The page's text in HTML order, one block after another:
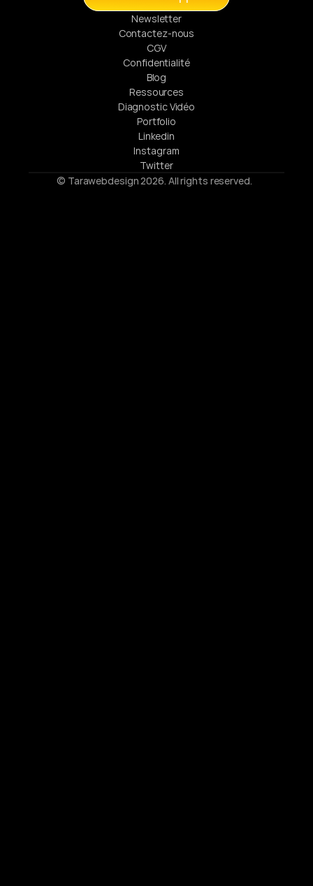
Newsletter
Contactez-nous
CGV
Confidentialité
Blog
Ressources
Diagnostic Vidéo
Portfolio
Linkedin
Instagram
Twitter
© Tarawebdesign 2026. All rights reserved.